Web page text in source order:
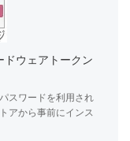
ドウェアトークン
スワードを利用され
アから事前にインス